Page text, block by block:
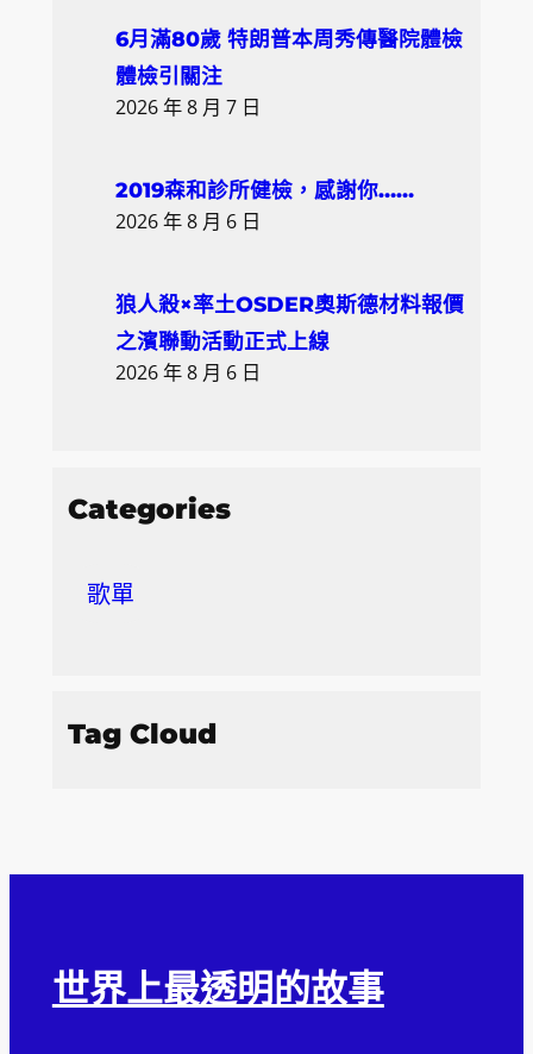
6月滿80歲 特朗普本周秀傳醫院體檢
體檢引關注
2026 年 8 月 7 日
2019森和診所健檢，感謝你……
2026 年 8 月 6 日
狼人殺×率土OSDER奧斯德材料報價
之濱聯動活動正式上線
2026 年 8 月 6 日
Categories
歌單
Tag Cloud
世界上最透明的故事